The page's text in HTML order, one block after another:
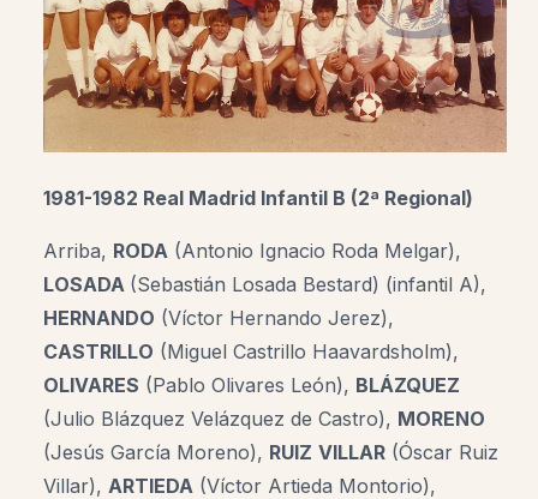
1981-1982 Real Madrid Infantil B (2ª Regional)
Arriba, RODA (Antonio Ignacio Roda Melgar),
LOSADA (Sebastián Losada Bestard) (infantil A),
HERNANDO (Víctor Hernando Jerez),
CASTRILLO (Miguel Castrillo Haavardsholm),
OLIVARES (Pablo Olivares León), BLÁZQUEZ
(Julio Blázquez Velázquez de Castro), MORENO
(Jesús García Moreno), RUIZ VILLAR (Óscar Ruiz
Villar), ARTIEDA (Víctor Artieda Montorio),